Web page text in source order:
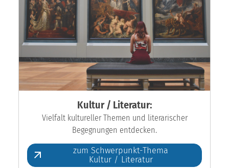
Kultur / Literatur:
Vielfalt kultureller Themen und literarischer
Begegnungen entdecken.
zum Schwerpunkt-Thema
Kultur / Literatur